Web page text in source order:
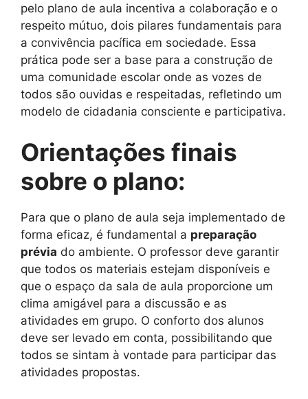
pelo plano de aula incentiva a colaboração e o
respeito mútuo, dois pilares fundamentais para
a convivência pacífica em sociedade. Essa
prática pode ser a base para a construção de
uma comunidade escolar onde as vozes de
todos são ouvidas e respeitadas, refletindo um
modelo de cidadania consciente e participativa.
Orientações finais
sobre o plano:
Para que o plano de aula seja implementado de
forma eficaz, é fundamental a preparação
prévia do ambiente. O professor deve garantir
que todos os materiais estejam disponíveis e
que o espaço da sala de aula proporcione um
clima amigável para a discussão e as
atividades em grupo. O conforto dos alunos
deve ser levado em conta, possibilitando que
todos se sintam à vontade para participar das
atividades propostas.